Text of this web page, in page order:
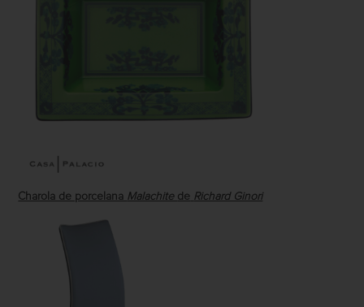
Charola de porcelana Malachite de Richard Ginori